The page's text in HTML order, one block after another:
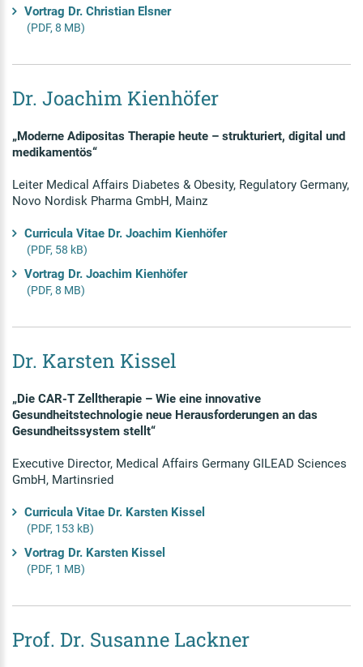
Vortrag Dr. Christian Elsner
(PDF, 8 MB)
Dr. Joachim Kienhöfer
„Moderne Adipositas Therapie heute – strukturiert, digital und
medikamentös“
Leiter Medical Affairs Diabetes & Obesity, Regulatory Germany,
Novo Nordisk Pharma GmbH, Mainz
Curricula Vitae Dr. Joachim Kienhöfer
(PDF, 58 kB)
Vortrag Dr. Joachim Kienhöfer
(PDF, 8 MB)
Dr. Karsten Kissel
„Die CAR-T Zelltherapie – Wie eine innovative
Gesundheitstechnologie neue Herausforderungen an das
Gesundheitssystem stellt“
Executive Director, Medical Affairs Germany GILEAD Sciences
GmbH, Martinsried
Curricula Vitae Dr. Karsten Kissel
(PDF, 153 kB)
Vortrag Dr. Karsten Kissel
(PDF, 1 MB)
Prof. Dr. Susanne Lackner